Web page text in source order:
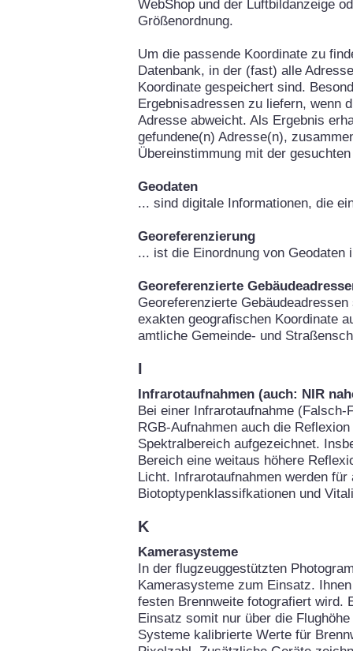
WebShop und der Luftbildanzeige
Größenordnung.
Um die passende Koordinate zu
Datenbank, in der (fast) alle
Koordinate gespeichert sind.
Ergebnisadressen zu liefern, wenn
Adresse abweicht. Als Ergebnis
gefundene(n) Adresse(n),
Übereinstimmung mit der
Geodaten
... sind digitale Informationen, die
Georeferenzierung
... ist die Einordnung von
Georeferenzierte
Georeferenzierte
exakten geografischen Koordinate
amtliche Gemeinde- und
I
Infrarotaufnahmen (auch: NIR
Bei einer Infrarotaufnahme
RGB-Aufnahmen auch die
Spektralbereich aufgezeichnet.
Bereich eine weitaus höhere
Licht. Infrarotaufnahmen werden
Biotoptypenklassifkationen und
K
Kamerasysteme
In der flugzeuggestützten
Kamerasysteme zum Einsatz.
festen Brennweite fotografiert wird.
Einsatz somit nur über die
Systeme kalibrierte Werte für